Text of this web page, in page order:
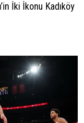
İki İkonu Kadıköy